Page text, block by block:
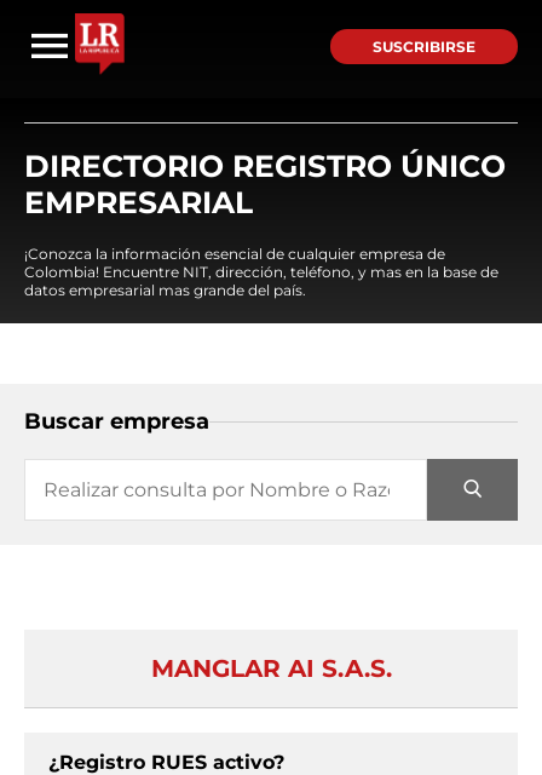
SUSCRIBIRSE
DIRECTORIO REGISTRO ÚNICO
EMPRESARIAL
¡Conozca la información esencial de cualquier empresa de
Colombia! Encuentre NIT, dirección, teléfono, y mas en la base de
datos empresarial mas grande del país.
Buscar empresa
MANGLAR AI S.A.S.
¿Registro RUES activo?